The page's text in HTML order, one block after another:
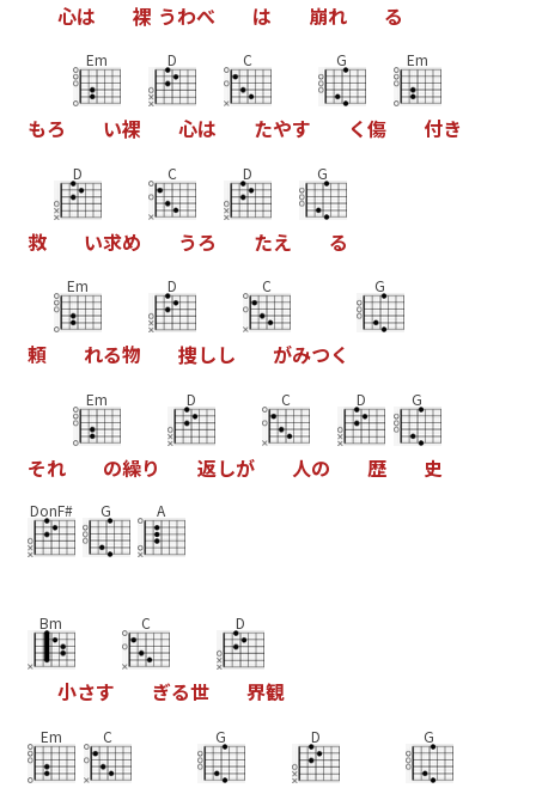
心は 裸 うわべ は 崩れ る
もろ
Em
い裸
D
心は
C
たやす
G
く傷
Em
付き
救
D
い求め
C
うろ
D
たえ
G
る
頼
Em
れる物
D
捜しし
C
がみつく
G
それ
Em
の繰り
D
返しが
C
人の
D
歴
G
史
DonF# G A
Bm
小さす
C
ぎる世
D
界観
Em C G D G